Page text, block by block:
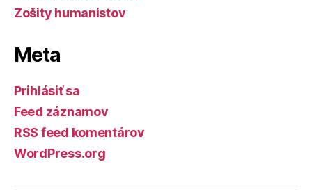
Zošity humanistov
Meta
Prihlásiť sa
Feed záznamov
RSS feed komentárov
WordPress.org